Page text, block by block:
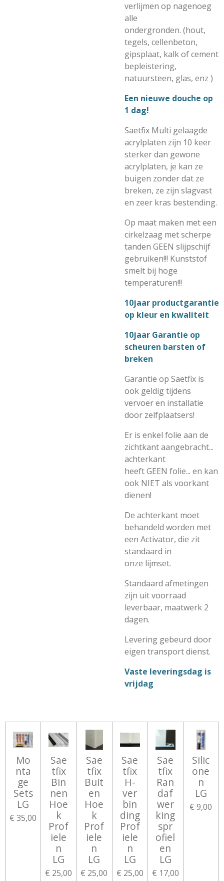
verlijmen op nagenoeg
alle
ondergronden. (hout,
tegels, cellenbeton,
gipsplaat, kalk of cement
bepleistering,
natuursteen, glas, enz )
Een nieuwe douche op
1 dag!
Saetfix Multi gelaagde
acrylplaten zijn 10 keer
sterker dan gewone
acrylplaten, je kan ze
buigen zonder dat ze
breken, ze zijn slagvast
en zeer kras bestending.
Op maat maken met een
cirkelzaag met scherpe
tanden GEEN slijpschijf
gebruiken!!! Kunststof
smelt bij hoge
temperaturen!!!
10jaar productgarantie
op kleur en kwaliteit
10jaar Garantie op
scheuren barsten of
breken
Garantie op Saetfix is
ook geldig tijdens
vervoer en installatie
door zelfplaatsers!
Er is enkel folie aan de
zichtkant aangebracht...
achterkant
heeft GEEN folie... en kan
ook NIET als voorkant
dienen!
De achterkant moet
behandeld worden met
een Activator, die zit
standaard in
onze lijmset.
Standaard afmetingen
zijn uit voorraad
leverbaar, maatwerk 2
dagen.
Levering gebeurd door
eigen transport dienst.
Vaste leveringsdag is
vrijdag
Mo
nta
ge
Sets
LG
€ 35,00
Sae
tfix
Bin
nen
Hoe
k
Prof
iele
n
LG
€ 25,00
Sae
tfix
Buit
en
Hoe
k
Prof
iele
n
LG
€ 25,00
Sae
tfix
H-
ver
bin
ding
Prof
iele
n
LG
€ 25,00
Sae
tfix
Ran
daf
wer
king
spr
ofiel
en
LG
€ 17,00
Silic
one
n
LG
€ 9,00